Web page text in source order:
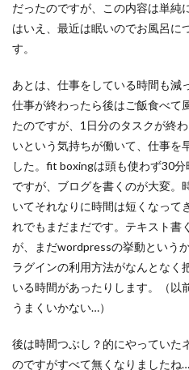
だったのですが、この内容は単純
はいえ、最近は眠いのでお風呂に
す。
あとは、仕事をしている時間も減
仕事が終わったら後はご飯食べて
たのですが、1日分のタスクが終
いという気持ちが働いて、仕事を
した。fit boxingは頭も使わず30
ですが、ブログを書くのが大変。
いてそれなりに時間は短くなって
れでもまだまだです。テキスト書
が、まだwordpressの挙動という
ラグインの利用方法がなんとなく
いる時間があったりします。（
うまくいかない…）
後は時間つぶし？的にやっていた
のですがすべて無くなりましたね